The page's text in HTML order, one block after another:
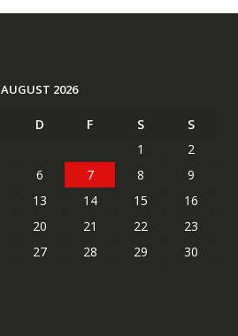
AUGUST 2026
D F S
S
1
2
6 7 8
9
13 14 15
16
20 21 22
23
27 28 29
30